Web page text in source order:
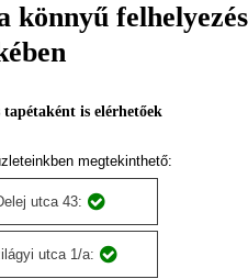
könnyű felhelyezés
is elérhetőek
megtekinthető:
utca 43:
utca 1/a: